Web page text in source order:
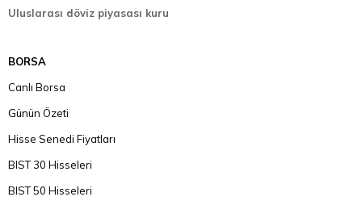
Uluslarası döviz piyasası kuru
BORSA
Canlı Borsa
Günün Özeti
Hisse Senedi Fiyatları
BIST 30 Hisseleri
BIST 50 Hisseleri